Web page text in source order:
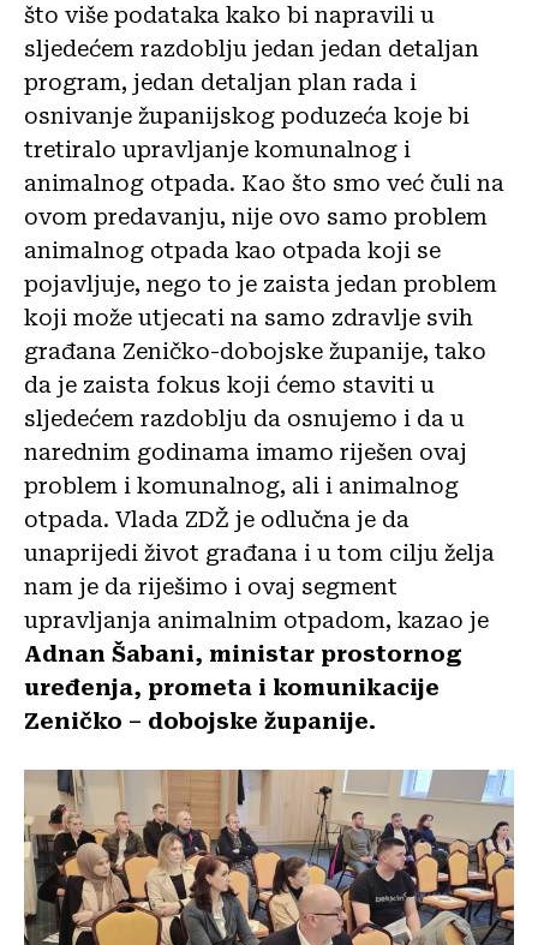
što više podataka kako bi napravili u
sljedećem razdoblju jedan jedan detaljan
program, jedan detaljan plan rada i
osnivanje županijskog poduzeća koje bi
tretiralo upravljanje komunalnog i
animalnog otpada. Kao što smo već čuli na
ovom predavanju, nije ovo samo problem
animalnog otpada kao otpada koji se
pojavljuje, nego to je zaista jedan problem
koji može utjecati na samo zdravlje svih
građana Zeničko-dobojske županije, tako
da je zaista fokus koji ćemo staviti u
sljedećem razdoblju da osnujemo i da u
narednim godinama imamo riješen ovaj
problem i komunalnog, ali i animalnog
otpada. Vlada ZDŽ je odlučna je da
unaprijedi život građana i u tom cilju želja
nam je da riješimo i ovaj segment
upravljanja animalnim otpadom, kazao je
Adnan Šabani, ministar prostornog
uređenja, prometa i komunikacije
Zeničko – dobojske županije.